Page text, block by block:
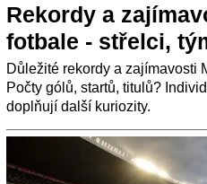
Rekordy a
fotbale - střelci,
Důležité rekordy a zajímavosti
Počty gólů, startů, titulů?
doplňují další kuriozity.